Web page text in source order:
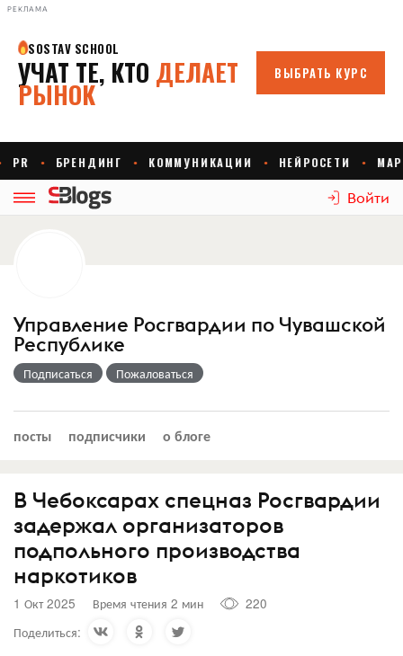
РЕКЛАМА
Войти
Управление Росгвардии по Чувашской
Республике
Подписаться Пожаловаться
посты подписчики о блоге
В Чебоксарах спецназ Росгвардии
задержал организаторов
подпольного производства
наркотиков
1 Окт 2025 Время чтения 2 мин
220
Поделиться: